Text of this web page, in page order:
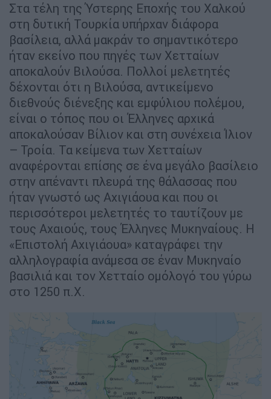
Στα τέλη της Ύστερης Εποχής του Χαλκού
στη δυτική Τουρκία υπήρχαν διάφορα
βασίλεια, αλλά μακράν το σημαντικότερο
ήταν εκείνο που πηγές των Χετταίων
αποκαλούν Βιλούσα. Πολλοί μελετητές
δέχονται ότι η Βιλούσα, αντικείμενο
διεθνούς διένεξης και εμφύλιου πολέμου,
είναι ο τόπος που οι Έλληνες αρχικά
αποκαλούσαν Βίλιον και στη συνέχεια Ίλιον
– Τροία. Τα κείμενα των Χετταίων
αναφέρονται επίσης σε ένα μεγάλο βασίλειο
στην απέναντι πλευρά της θάλασσας που
ήταν γνωστό ως Αχιγιάουα και που οι
περισσότεροι μελετητές το ταυτίζουν με
τους Αχαιούς, τους Έλληνες Μυκηναίους. Η
«Επιστολή Αχιγιάουα» καταγράφει την
αλληλογραφία ανάμεσα σε έναν Μυκηναίο
βασιλιά και τον Χετταίο ομόλογό του γύρω
στο 1250 π.Χ.